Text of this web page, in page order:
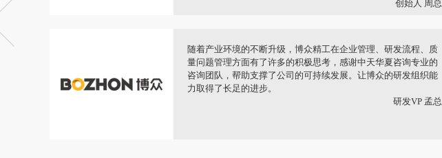
，变
IPD对整个公司意义重大，地平线是一家有强大技术优势的公
司。提升市场竞争力需要流程的保证，IPD保证我们将技术优势
转化成商业优势。短短两年，公司研发从几百人成长为1500 余
人，如果没有IPD体系的支撑，这是不可想象的。
创始人 CEO 余总